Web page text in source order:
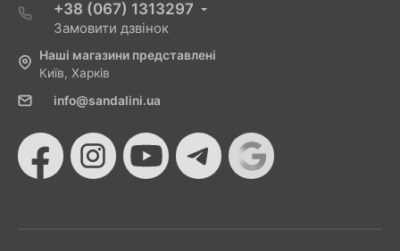
+38 (067) 1313297
Замовити дзвінок
Наші магазини представлені
Київ, Харків
info@sandalini.ua